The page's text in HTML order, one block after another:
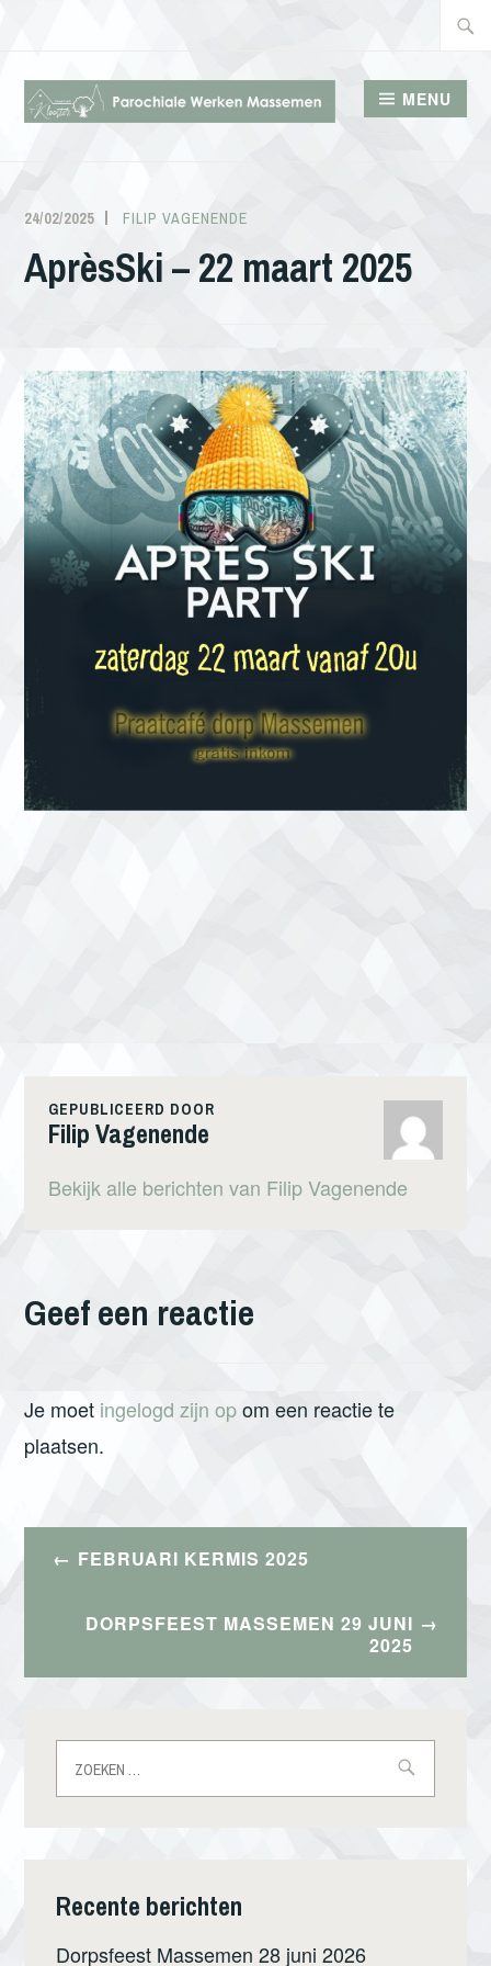
inhoud
PAROCHIALE WERKEN
MASSEMEN
MENU
24/02/2025 FILIP VAGENENDE
AprèsSki – 22 maart 2025
GEPUBLICEERD DOOR
Filip Vagenende
Bekijk alle berichten van Filip Vagenende
Geef een reactie
Je moet ingelogd zijn opom een reactie te
plaatsen.
Bericht
FEBRUARI KERMIS 2025
DORPSFEEST MASSEMEN 29 JUNI
2025
naar:
Recente berichten
Dorpsfeest Massemen 28 juni 2026